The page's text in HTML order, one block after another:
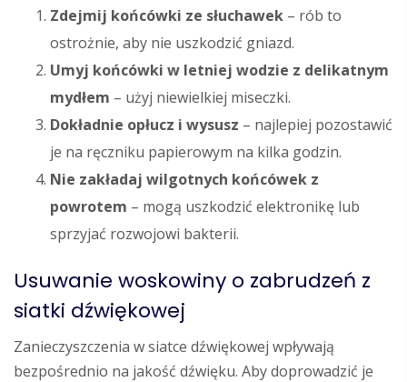
Zdejmij końcówki ze słuchawek – rób to
ostrożnie, aby nie uszkodzić gniazd.
Umyj końcówki w letniej wodzie z delikatnym
mydłem – użyj niewielkiej miseczki.
Dokładnie opłucz i wysusz – najlepiej pozostawić
je na ręczniku papierowym na kilka godzin.
Nie zakładaj wilgotnych końcówek z
powrotem – mogą uszkodzić elektronikę lub
sprzyjać rozwojowi bakterii.
Usuwanie woskowiny o zabrudzeń z
siatki dźwiękowej
Zanieczyszczenia w siatce dźwiękowej wpływają
bezpośrednio na jakość dźwięku. Aby doprowadzić je